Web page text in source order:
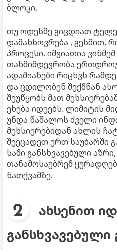
ბლოკი.
თუ ოდესმე გიცდიათ
დამახსოვრება , გესმით,
პროცესი. იშვიათია
თანმიმდევრობა
ადამიანები რიცხვს
და ცდილობენ შექმნან
შეუწყობს მათ
ეხება იდეებს. ლიმიტის
უნდა წაშალოს ძველი
მეხსიერებიდან ახლის
შეეცადეთ ერთ საუბარში
სამი განსხვავებული
თანამოსაუბრემ
ნათქვამზე.
ახსენით
განსხვავებული